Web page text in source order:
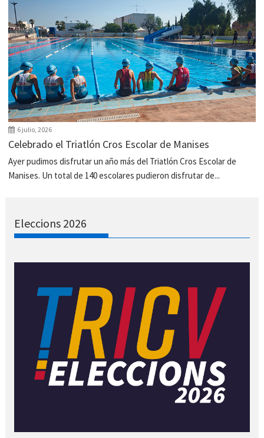
6 julio, 2026
Celebrado el Triatlón Cros Escolar de Manises
Ayer pudimos disfrutar un año más del Triatlón Cros Escolar de
Manises. Un total de 140 escolares pudieron disfrutar de...
Eleccions 2026